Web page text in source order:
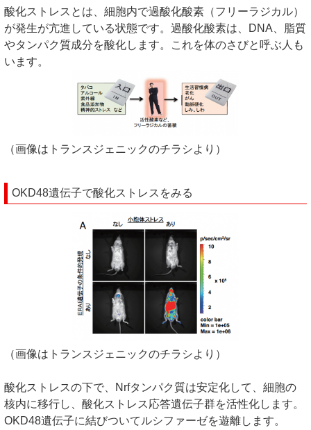
酸化ストレスとは、細胞内で過酸化酸素（フリーラジカル）
が発生が亢進している状態です。過酸化酸素は、DNA、脂質
やタンパク質成分を酸化します。これを体のさびと呼ぶ人も
います。
（画像はトランスジェニックのチラシより）
OKD48遺伝子で酸化ストレスをみる
（画像はトランスジェニックのチラシより）
酸化ストレスの下で、Nrfタンパク質は安定化して、細胞の
核内に移行し、酸化ストレス応答遺伝子群を活性化します。
OKD48遺伝子に結びついてルシファーゼを遊離します。